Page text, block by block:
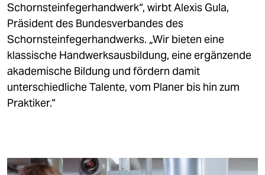
Schornsteinfegerhandwerk“, wirbt Alexis Gula,
Präsident des Bundesverbandes des
Schornsteinfegerhandwerks. „Wir bieten eine
klassische Handwerksausbildung, eine ergänzende
akademische Bildung und fördern damit
unterschiedliche Talente, vom Planer bis hin zum
Praktiker.“